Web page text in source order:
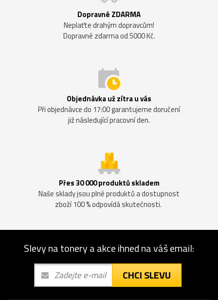
Dopravné ZDARMA
Neplaťte drahým dopravcům!
Dopravné zdarma od 5000 Kč.
Objednávka už zítra u vás
Při objednávce do 17:00 garantujeme doručení
již následující pracovní den.
Přes 30 000 produktů skladem
Naše sklady jsou plné produktů a dostupnost
zboží 100 % odpovídá skutečnosti.
Slevy na tonery a akce ihned na váš email:
CHCI SLEVU